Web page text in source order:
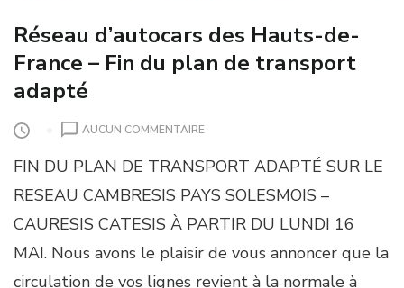
Réseau d’autocars des Hauts-de-
France – Fin du plan de transport
adapté
AUCUN COMMENTAIRES
R
É
S
A
U
FIN DU PLAN DE TRANSPORT ADAPTÉ SUR LE
RESEAU CAMBRESIS PAYS SOLESMOIS –
CAURESIS CATESIS À PARTIR DU LUNDI 16
MAI. Nous avons le plaisir de vous annoncer que la
circulation de vos lignes revient à la normale à